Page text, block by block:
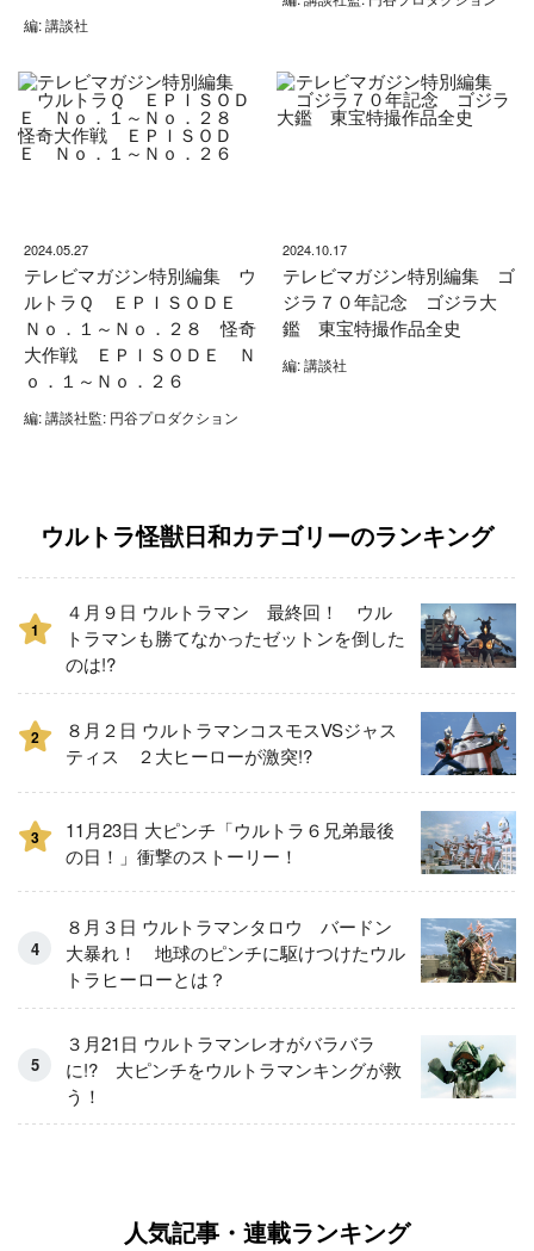
編: 講談社
2024.05.27
テレビマガジン特別編集 ウ
ルトラＱ ＥＰＩＳＯＤＥ
Ｎｏ．１～Ｎｏ．２８ 怪奇
大作戦 ＥＰＩＳＯＤＥ Ｎ
ｏ．１～Ｎｏ．２６
編: 講談社監: 円谷プロダクション
2024.10.17
テレビマガジン特別編集 ゴ
ジラ７０年記念 ゴジラ大
鑑 東宝特撮作品全史
編: 講談社
ウルトラ怪獣日和カテゴリーのランキング
1
４月９日 ウルトラマン 最終回！ ウル
トラマンも勝てなかったゼットンを倒した
のは!?
2
８月２日 ウルトラマンコスモスVSジャス
ティス ２大ヒーローが激突!?
3
11月23日 大ピンチ「ウルトラ６兄弟最後
の日！」衝撃のストーリー！
８月３日 ウルトラマンタロウ バードン
大暴れ！ 地球のピンチに駆けつけたウル
トラヒーローとは？
３月21日 ウルトラマンレオがバラバラ
に!? 大ピンチをウルトラマンキングが救
う！
人気記事・連載ランキング